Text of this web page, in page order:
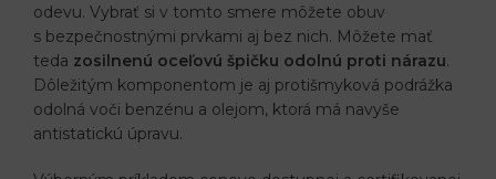
odevu. Vybrať si v tomto smere môžete obuv
s bezpečnostnými prvkami aj bez nich. Môžete mať
teda zosilnenú oceľovú špičku odolnú proti nárazu.
Dôležitým komponentom je aj protišmyková podrážka
odolná voči benzénu a olejom, ktorá má navyše
antistatickú úpravu.